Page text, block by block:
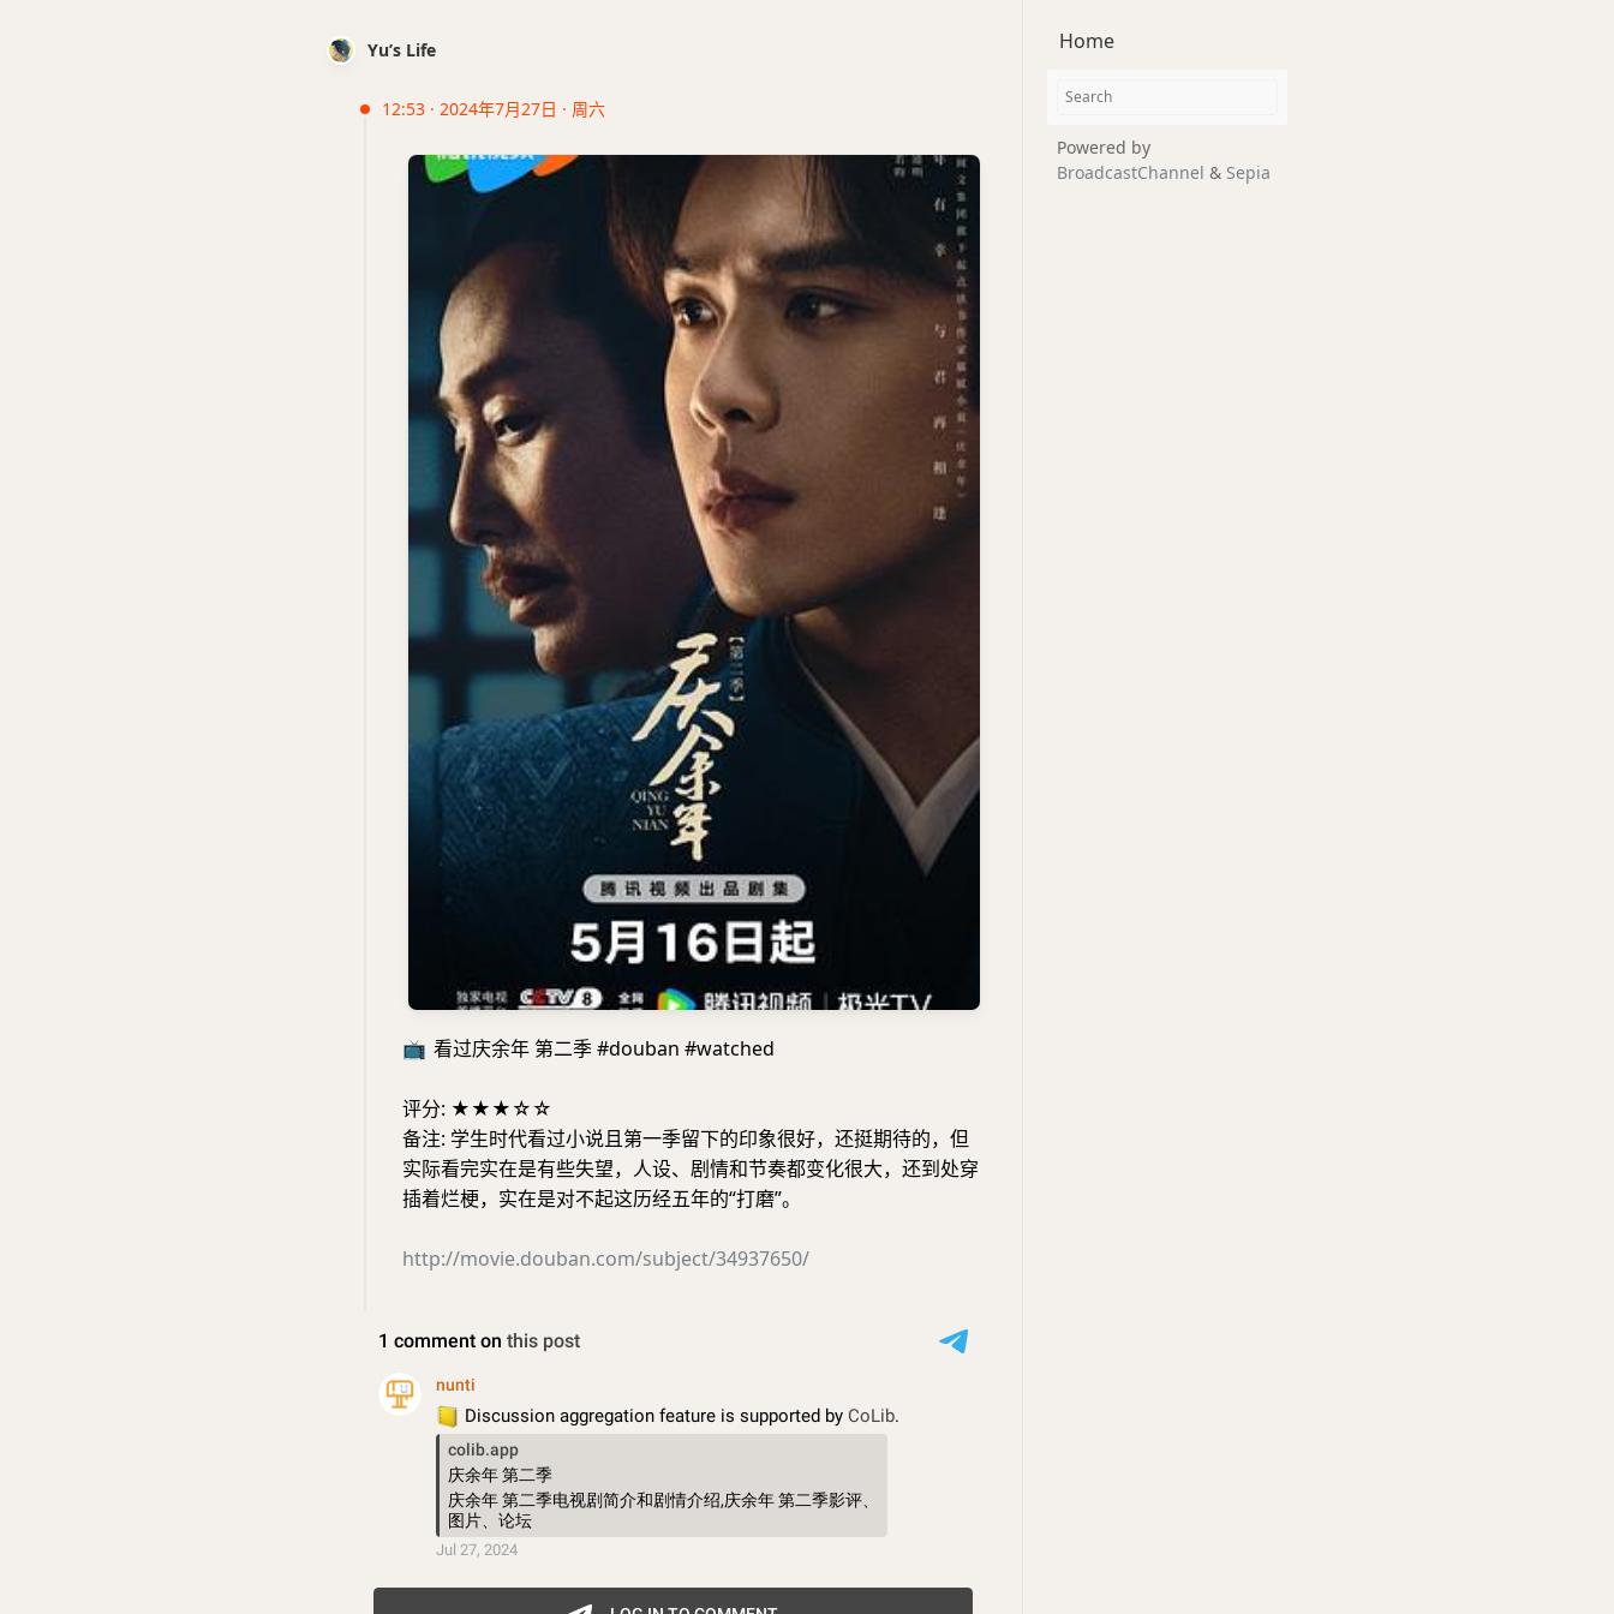
Yu’s Life
12:53 · 2024年7月27日 · 周六
📺 看过庆余年 第二季 #douban #watched
评分: ★★★☆☆
备注: 学生时代看过小说且第一季留下的印象很好，还挺期待的，但
实际看完实在是有些失望，人设、剧情和节奏都变化很大，还到处穿
插着烂梗，实在是对不起这历经五年的“打磨”。
http://movie.douban.com/subject/34937650/
Home
Powered by
BroadcastChannel & Sepia